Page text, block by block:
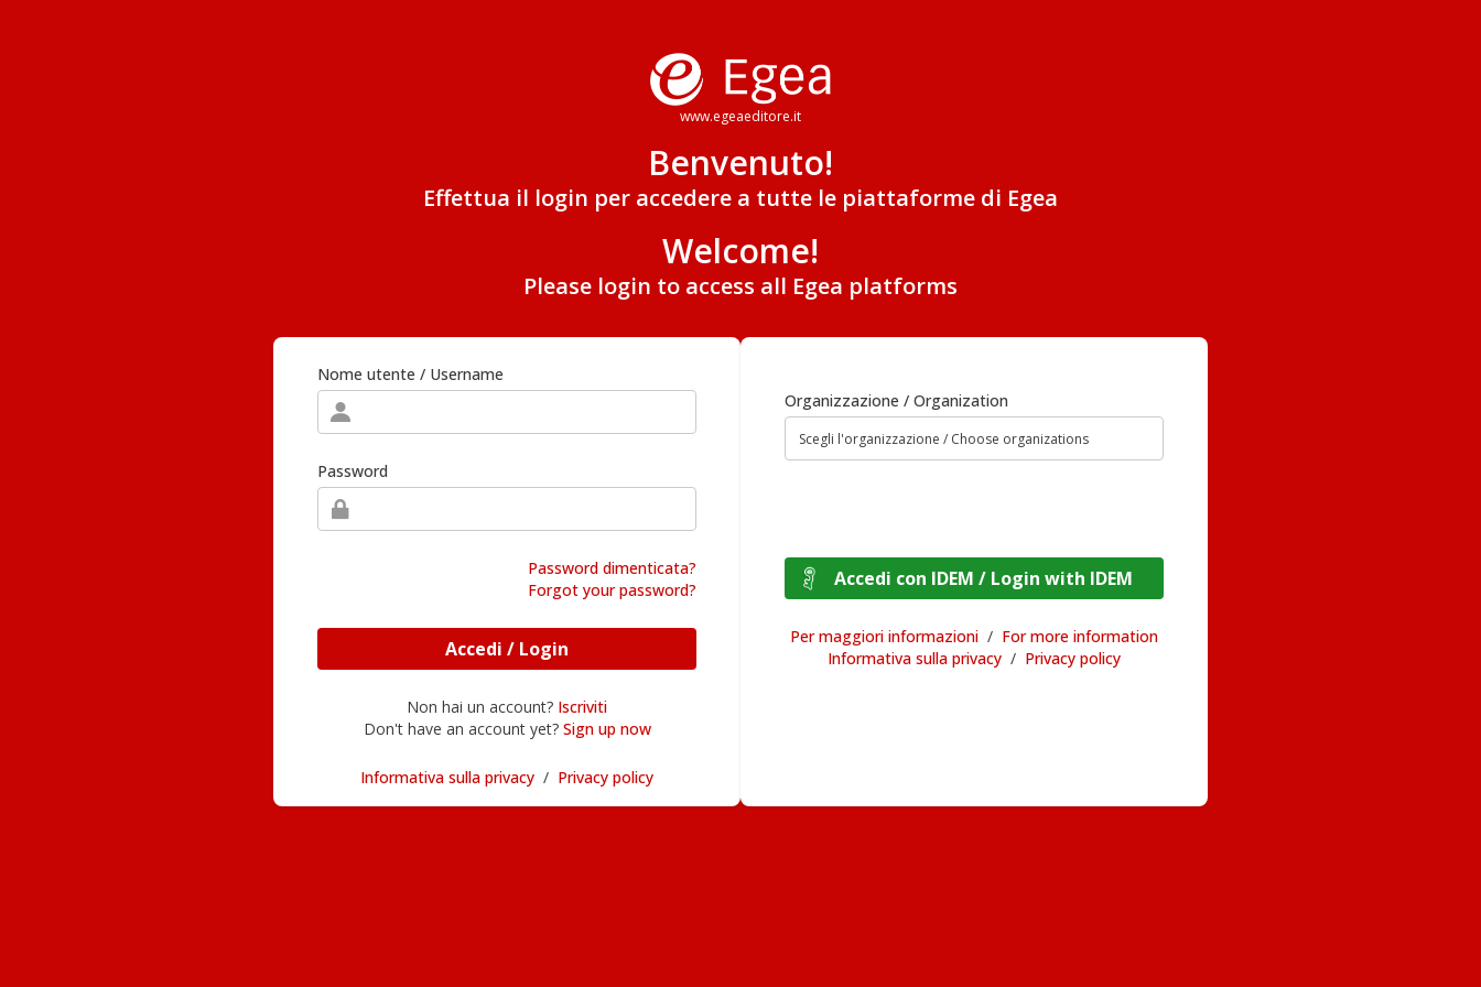
www.egeaeditore.it
Benvenuto!
Effettua il login per accedere a tutte le piattaforme di Egea
Welcome!
Please login to access all Egea platforms
Nome utente / Username
Password
Password dimenticata?
Forgot your password?
Accedi / Login
Non hai un account? Iscriviti
Don't have an account yet? Sign up now
Informativa sulla privacy / Privacy policy
Organizzazione / Organization
Accedi con IDEM / Login with IDEM
Per maggiori informazioni / For more information
Informativa sulla privacy / Privacy policy